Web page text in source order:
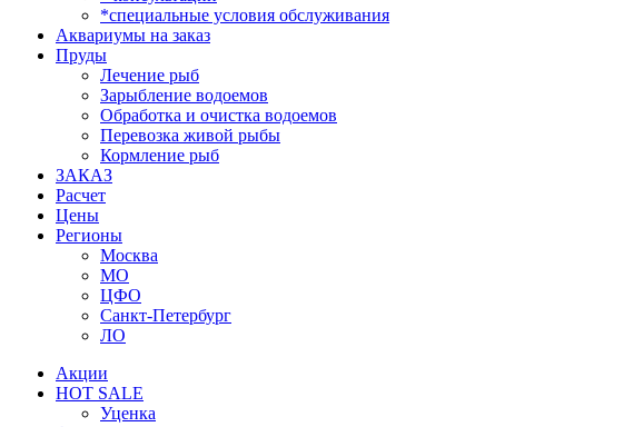
*специальные условия обслуживания
Аквариумы на заказ
Пруды
Лечение рыб
Зарыбление водоемов
Обработка и очистка водоемов
Перевозка живой рыбы
Кормление рыб
ЗАКАЗ
Расчет
Цены
Регионы
Москва
МО
ЦФО
Санкт-Петербург
ЛО
Акции
HOT SALE
Уценка